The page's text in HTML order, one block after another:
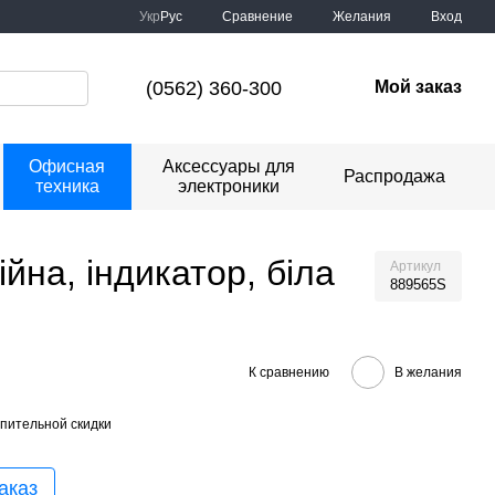
Укр Рус Сравнение Желания Вход
(0562) 360-300 Мой заказ
Офисная
техника
Аксессуары для
электроники
Распродажа
індикатор, біла Артикул
889565S
К сравнению В желания
скидки